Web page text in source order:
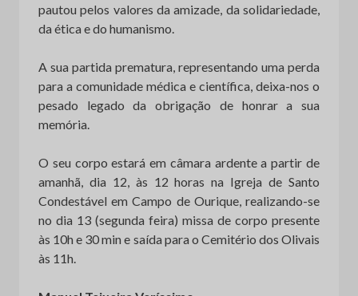
pautou pelos valores da amizade, da solidariedade,
da ética e do humanismo.
A sua partida prematura, representando uma perda
para a comunidade médica e científica, deixa-nos o
pesado legado da obrigação de honrar a sua
memória.
O seu corpo estará em câmara ardente a partir de
amanhã, dia 12, às 12 horas na Igreja de Santo
Condestável em Campo de Ourique, realizando-se
no dia 13 (segunda feira) missa de corpo presente
às 10h e 30 min e saída para o Cemitério dos Olivais
às 11h.